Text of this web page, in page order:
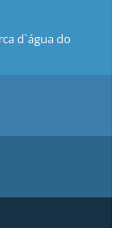
d`água do